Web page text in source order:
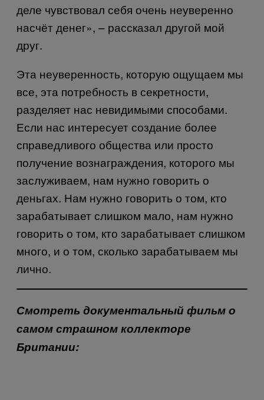
деле чувствовал себя очень неуверенно
насчёт денег», – рассказал другой мой
друг.
Эта неуверенность, которую ощущаем мы
все, эта потребность в секретности,
разделяет нас невидимыми способами.
Если нас интересует создание более
справедливого общества или просто
получение вознаграждения, которого мы
заслуживаем, нам нужно говорить о
деньгах. Нам нужно говорить о том, кто
зарабатывает слишком мало, нам нужно
говорить о том, кто зарабатывает слишком
много, и о том, сколько зарабатываем мы
лично.
Смотреть документальный фильм о
самом страшном коллекторе
Британии: